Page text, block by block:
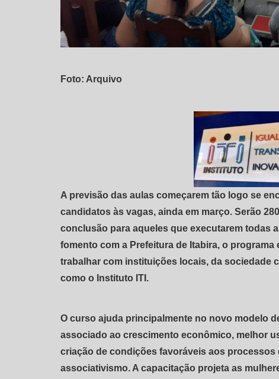
Foto: Arquivo
A previsão das aulas começarem tão logo se
candidatos às vagas, ainda em março. Serão
conclusão para aqueles que executarem todas
fomento com a Prefeitura de Itabira, o
trabalhar com instituições locais, da sociedade
como o Instituto ITI.
O curso ajuda principalmente no novo modelo
associado ao crescimento econômico, melhor
criação de condições favoráveis aos
associativismo. A capacitação projeta as